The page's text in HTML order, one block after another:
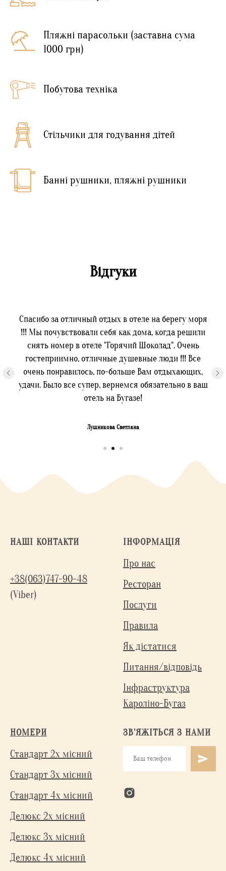
Пляжні парасольки (заставна сума
1000 грн)
Побутова техніка
Стільчики для годування дітей
Банні рушники, пляжні рушники
Відгуки
Спасибо за отличный отдых в отеле на берегу моря
!!! Мы почувствовали себя как дома, когда решили
снять номер в отеле "Горячий Шоколад". Очень
гостеприимно, отличные душевные люди !!! Все
очень понравилось, по-больше Вам отдыхающих,
удачи. Было все супер, вернемся обязательно в ваш
отель на Бугазе!
Лушникова Светлана
НАШІ КОНТАКТИ
+38(063)747-90-48
(Viber)
ІНФОРМАЦІЯ
Про нас
Ресторан
Послуги
Правила
Як дістатися
Питання/відповідь
Інфраструктура
Кароліно-Бугаз
НОМЕРИ
Стандарт 2х місний
Стандарт 3х місний
Стандарт 4х місний
Делюкс 2х місний
Делюкс 3х місний
Делюкс 4х місний
ЗВ'ЯЖІТЬСЯ З НАМИ